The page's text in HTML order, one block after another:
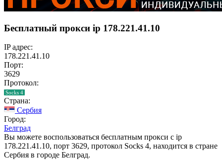
Бесплатный прокси ip 178.221.41.10
IP адрес:
178.221.41.10
Порт:
3629
Протокол:
Socks 4
Страна:
Сербия
Город:
Белград
Вы можете воспользоваться бесплатным прокси с ip
178.221.41.10, порт 3629, протокол Socks 4, находится в стране
Сербия в городе Белград.